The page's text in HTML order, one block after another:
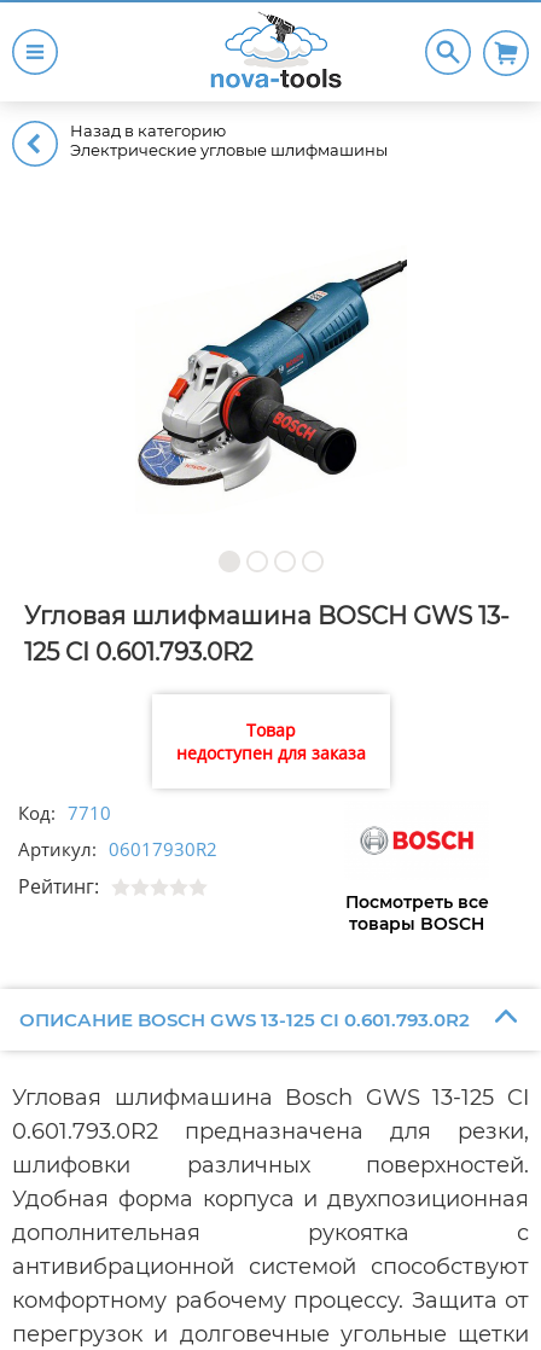
Назад в категорию
Электрические угловые шлифмашины
Угловая шлифмашина BOSCH GWS 13-
125 CI 0.601.793.0R2
Товар
недоступен для заказа
Код: 7710
Артикул: 06017930R2
Рейтинг:
Посмотреть все
товары BOSCH
ОПИСАНИЕ BOSCH GWS 13-125 CI 0.601.793.0R2
Угловая шлифмашина Bosch GWS 13-125 CI
0.601.793.0R2 предназначена для резки,
шлифовки различных поверхностей.
Удобная форма корпуса и двухпозиционная
дополнительная рукоятка с
антивибрационной системой способствуют
комфортному рабочему процессу. Защита от
перегрузок и долговечные угольные щетки